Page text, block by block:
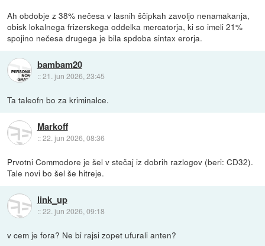
Ah obdobje z 38% nečesa v lasnih ščipkah zavoljo nenamakanja,
obisk lokalnega frizerskega oddelka mercatorja, ki so imeli 21%
spojino nečesa drugega je bila spdoba sintax erorja.
bambam20
::21. jun 2026, 23:45
Ta taleofn bo za kriminalce.
Markoff
::22. jun 2026, 08:36
Prvotni Commodore je šel v stečaj iz dobrih razlogov (beri: CD32).
Tale novi bo šel še hitreje.
link_up
::22. jun 2026, 09:18
v cem je fora? Ne bi rajsi zopet ufurali anten?